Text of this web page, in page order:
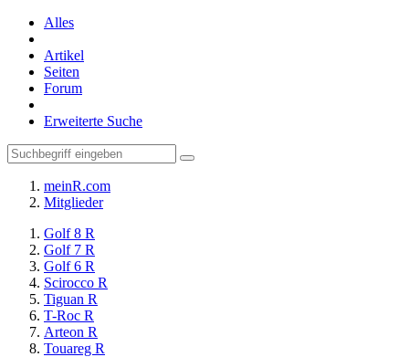
Alles
Artikel
Seiten
Forum
Erweiterte Suche
meinR.com
Mitglieder
Golf 8 R
Golf 7 R
Golf 6 R
Scirocco R
Tiguan R
T-Roc R
Arteon R
Touareg R